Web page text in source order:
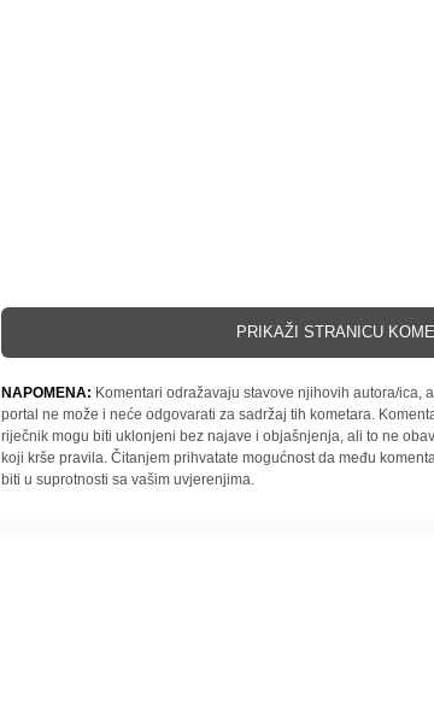
PRIKAŽI STRANICU
NAPOMENA: Komentari odražavaju stavove njihovih autora/ica,
portal ne može i neće odgovarati za sadržaj tih kometara.
riječnik mogu biti uklonjeni bez najave i objašnjenja, ali to ne
koji krše pravila. Čitanjem prihvatate mogućnost da među
biti u suprotnosti sa vašim uvjerenjima.